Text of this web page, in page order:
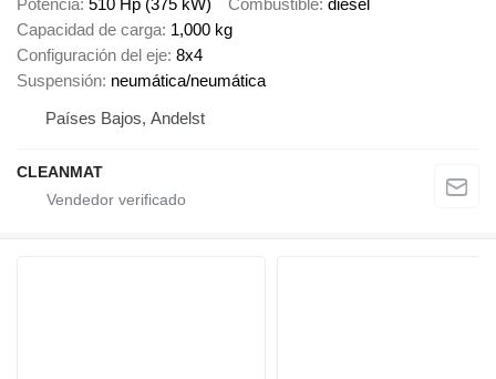
Capacidad de carga 1,000 kg
Configuración del eje 8x4
Suspensión neumática/neumática
Países Bajos, Andelst
CLEANMAT